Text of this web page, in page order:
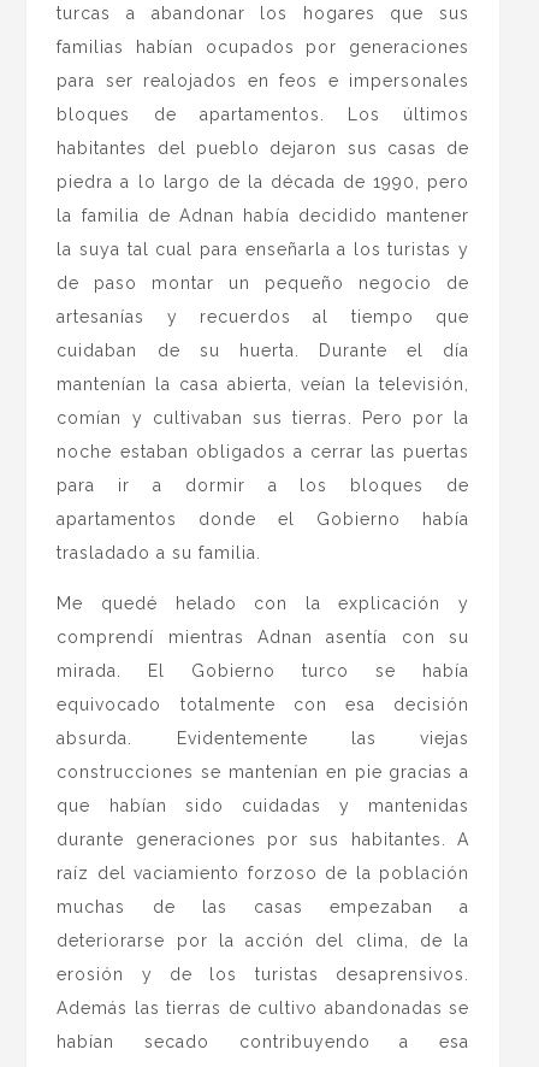
turcas a abandonar los hogares que sus
familias habían ocupados por generaciones
para ser realojados en feos e impersonales
bloques de apartamentos. Los últimos
habitantes del pueblo dejaron sus casas de
piedra a lo largo de la década de 1990, pero
la familia de Adnan había decidido mantener
la suya tal cual para enseñarla a los turistas y
de paso montar un pequeño negocio de
artesanías y recuerdos al tiempo que
cuidaban de su huerta. Durante el día
mantenían la casa abierta, veían la televisión,
comían y cultivaban sus tierras. Pero por la
noche estaban obligados a cerrar las puertas
para ir a dormir a los bloques de
apartamentos donde el Gobierno había
trasladado a su familia.
Me quedé helado con la explicación y
comprendí mientras Adnan asentía con su
mirada. El Gobierno turco se había
equivocado totalmente con esa decisión
absurda. Evidentemente las viejas
construcciones se mantenían en pie gracias a
que habían sido cuidadas y mantenidas
durante generaciones por sus habitantes. A
raíz del vaciamiento forzoso de la población
muchas de las casas empezaban a
deteriorarse por la acción del clima, de la
erosión y de los turistas desaprensivos.
Además las tierras de cultivo abandonadas se
habían secado contribuyendo a esa